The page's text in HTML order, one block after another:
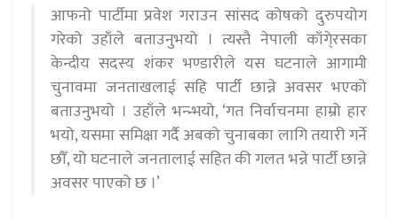
आफनो पार्टीमा प्रवेश गराउन सांसद कोषको दुरुपयोग
गरेको उहाँले बताउनुभयो । त्यस्तै नेपाली काँगे्रसका
केन्दीय सदस्य शंकर भण्डारीले यस घटनाले आगामी
चुनावमा जनताखलाई सहि पार्टी छान्ने अवसर भएको
बताउनुभयो । उहाँले भन्न्भयो, ‘गत निर्वाचनमा हाम्रो हार
भयो, यसमा समिक्षा गर्दै अबको चुनाबका लागि तयारी गर्ने
छौँ, यो घटनाले जनतालाई सहित की गलत भन्ने पार्टी छान्ने
अवसर पाएको छ ।’